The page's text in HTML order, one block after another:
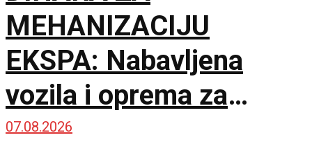
MEHANIZACIJU
EKSPA: Nabavljena
vozila i oprema za
čišćenje i održavanje
07.08.2026